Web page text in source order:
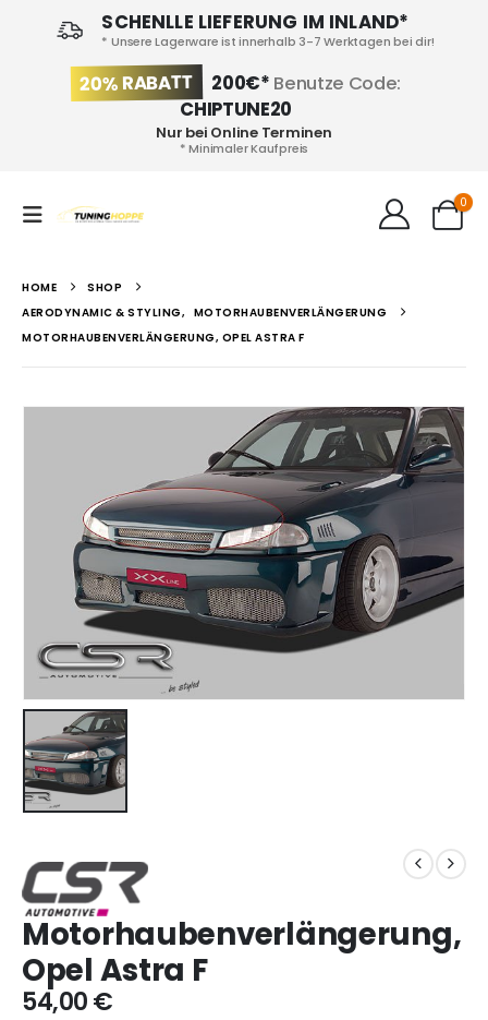
SCHENLLE LIEFERUNG IM INLAND*
* Unsere Lagerware ist innerhalb 3-7 Werktagen bei dir!
20% RABATT 200€* Benutze Code:
CHIPTUNE20
Nur bei Online Terminen
* Minimaler Kaufpreis
0
HOME
SHOP
AERODYNAMIC & STYLING, MOTORHAUBENVERLÄNGERUNG
MOTORHAUBENVERLÄNGERUNG, OPEL ASTRA F
Motorhaubenverlängerung,
Opel Astra F
54,00€